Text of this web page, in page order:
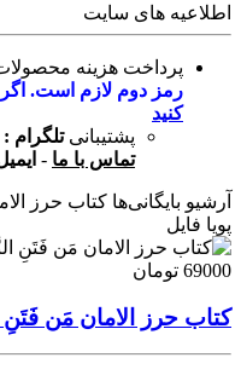
اطلاعیه های سایت
پرداخت هزینه
رمز دوم لازم است. اگر
کنید
پشتیبانی تلگرام :
تماس با ما -
آرشیو بایگانی‌ها کتاب حرز
پویا فایل
69000 تومان
کتاب حرز الامان مَن فَتَنِ